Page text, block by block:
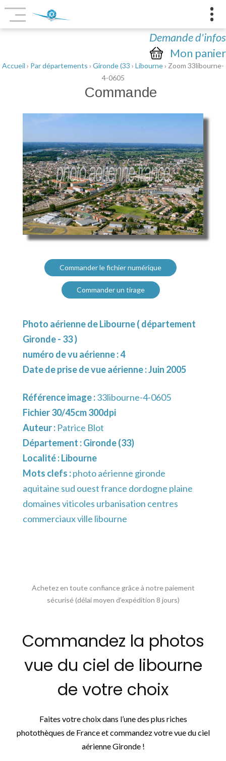
Demande d'infos
Mon panier
Accueil › Par départements › Gironde (33 › Libourne› Zoom 33libourne-
4-0605
Commande
Commander le fichier numérique
Commander un tirage
Photo aérienne de Libourne ( département
Gironde - 33 )
numéro de vu aérienne : 4
Date de prise de vue aérienne : Juin 2005
Référence image :33libourne-4-0605
Fichier 30/45cm 300dpi
Auteur : Patrice Blot
Département :Gironde (33)
Localité :Libourne
Mots clefs :photo aérienne gironde
aquitaine sud ouest france dordogne plaine
domaines viticoles urbanisation centres
commerciaux ville libourne
Achetez en toute confiance grâce à notre paiement
sécurisé (délai moyen d’expédition 8 jours)
Commandez la photos
vue du ciel de libourne
de votre choix
Faites votre choix dans l’une des plus riches
photothèques de France et commandez votre vue du ciel
aérienne Gironde !